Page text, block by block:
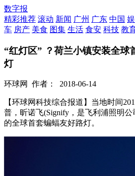
数字报
精彩推荐 滚动 新闻 广州 广东 中国
车 房产 美食 图集 生活 食安 科技 教
“红灯区” ？荷兰小镇安装全球
灯
环球网 作者： 2018-06-14
【环球网科技综合报道】当地时间
普，昕诺飞(Signify，是飞利浦照明
的全球首套蝙蝠友好路灯。